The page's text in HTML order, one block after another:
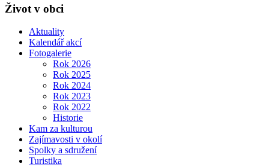
Život v obci
Aktuality
Kalendář akcí
Fotogalerie
Rok 2026
Rok 2025
Rok 2024
Rok 2023
Rok 2022
Historie
Kam za kulturou
Zajímavosti v okolí
Spolky a sdružení
Turistika